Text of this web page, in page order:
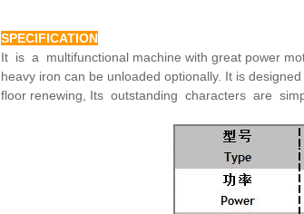
SPECIFICATION
It is a multifunctional machine with great power
heavy iron can be unloaded optionally. It is designed
floor renewing, Its outstanding characters are